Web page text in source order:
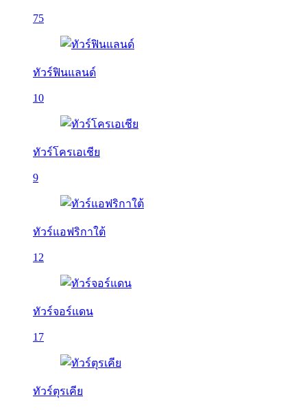
75
ทัวร์ฟินแลนด์
10
ทัวร์โครเอเชีย
9
ทัวร์แอฟริกาใต้
12
ทัวร์จอร์แดน
17
ทัวร์ตุรเคีย